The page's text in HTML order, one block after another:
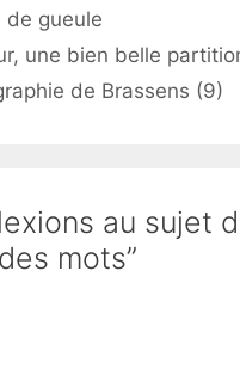
de gueule
une bien belle
de Brassens (9)
au sujet
mots”